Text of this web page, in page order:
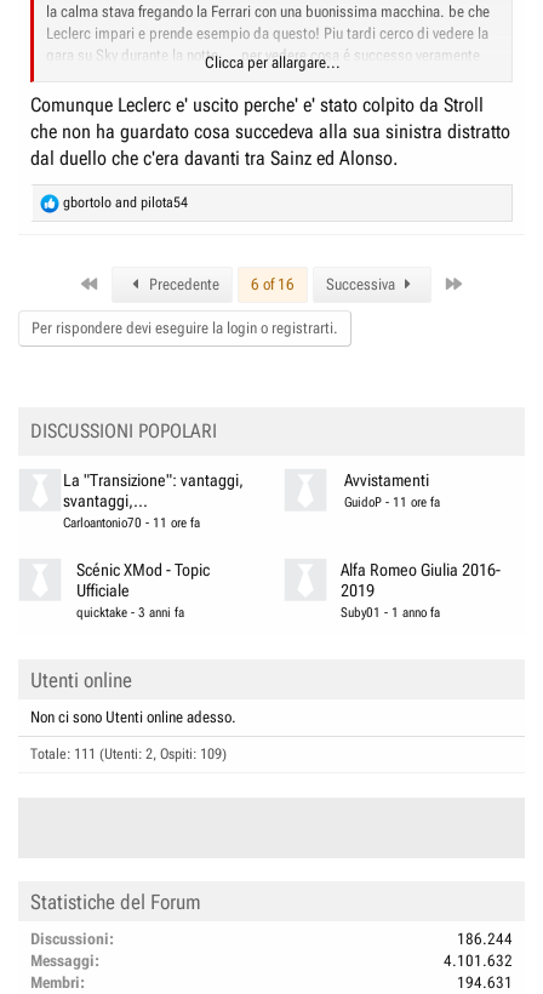
la calma stava fregando la Ferrari con una buonissima macchina. be che
Leclerc impari e prende esempio da questo! Piu tardi cerco di vedere la
gara su Sky durante la notte.... per vedere cosa é successo veramente
.... Anche il caso di Sainz mi sembra strano dai secondi che ha mostrato
il TG, si é visto poco?
Clicca per allargare...
Comunque Leclerc e' uscito perche' e' stato colpito da Stroll
che non ha guardato cosa succedeva alla sua sinistra distratto
dal duello che c'era davanti tra Sainz ed Alonso.
R
e
o
n
gbortolo and pilota54
Precedente 6 of 16 Successiva
Per rispondere devi eseguire la login o registrarti.
DISCUSSIONI POPOLARI
La "Transizione": vantaggi,
svantaggi,...
Carloantonio70 - 11 ore fa
Avvistamenti
GuidoP - 11 ore fa
Scénic XMod - Topic
Ufficiale
quicktake -3 anni fa
Alfa Romeo Giulia 2016-
2019
Suby01 - 1 anno fa
Utenti online
Non ci sono Utenti online adesso.
Totale: 111 (Utenti: 2, Ospiti: 109)
Statistiche del Forum
Discussioni
186.244
Messaggi
4.101.632
Membri
194.631